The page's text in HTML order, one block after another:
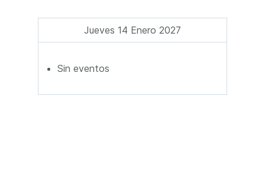
Jueves 14 Enero 2027
Sin eventos